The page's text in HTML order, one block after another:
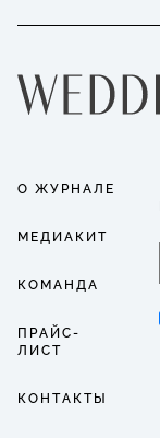
О ЖУРНАЛЕ
МЕДИАКИТ
КОМАНДА
ПРАЙС-
ЛИСТ
КОНТАКТЫ